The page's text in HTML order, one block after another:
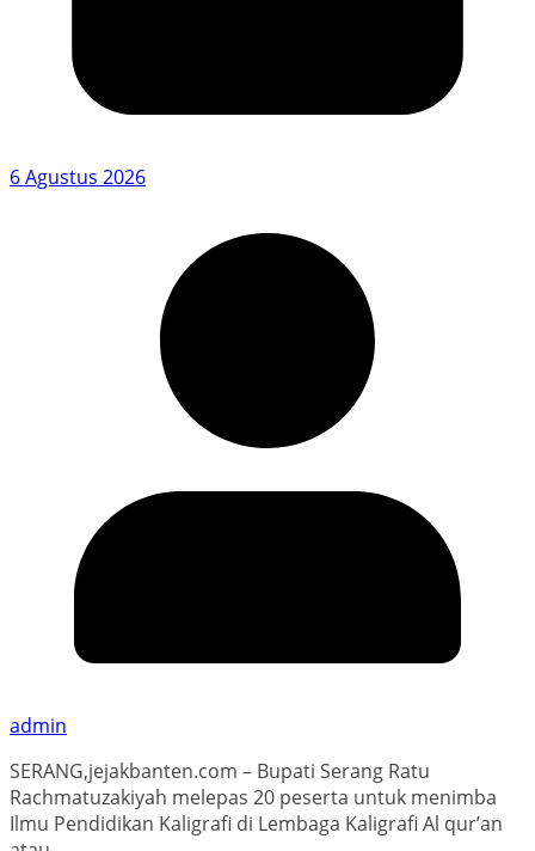
6 Agustus 2026
admin
SERANG,jejakbanten.com – Bupati Serang Ratu
Rachmatuzakiyah melepas 20 peserta untuk menimba
Ilmu Pendidikan Kaligrafi di Lembaga Kaligrafi Al qur’an